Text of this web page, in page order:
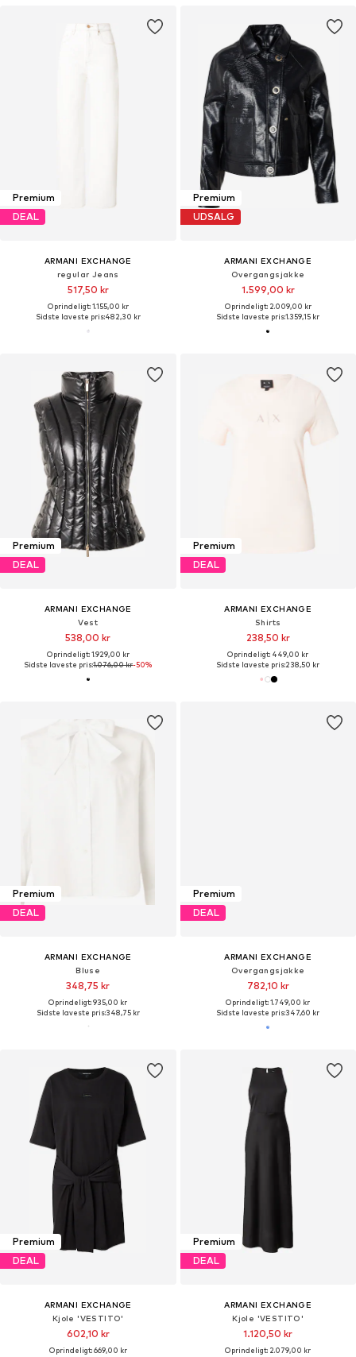
Premium
DEAL
ARMANI EXCHANGE
regular Jeans
517,50 kr
Oprindeligt: 1.155,00 kr
Sidste laveste pris:482,30 kr
Premium
UDSALG
ARMANI EXCHANGE
Overgangsjakke
1.599,00 kr
Oprindeligt: 2.009,00 kr
Sidste laveste pris:1.359,15 kr
Premium
DEAL
ARMANI EXCHANGE
Vest
538,00 kr
Oprindeligt: 1.929,00 kr
Sidste laveste pris:1.076,00 kr-50%
Premium
DEAL
ARMANI EXCHANGE
Shirts
238,50 kr
Oprindeligt: 449,00 kr
Sidste laveste pris:238,50 kr
Premium
DEAL
ARMANI EXCHANGE
Bluse
348,75 kr
Oprindeligt: 935,00 kr
Sidste laveste pris:348,75 kr
Premium
DEAL
ARMANI EXCHANGE
Overgangsjakke
782,10 kr
Oprindeligt: 1.749,00 kr
Sidste laveste pris:347,60 kr
Premium
DEAL
ARMANI EXCHANGE
Kjole 'VESTITO'
602,10 kr
Oprindeligt: 669,00 kr
Premium
DEAL
ARMANI EXCHANGE
Kjole 'VESTITO'
1.120,50 kr
Oprindeligt: 2.079,00 kr